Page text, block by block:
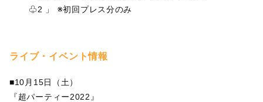
♧2 」 ※初回プレス分のみ
ライブ・イベント情報
■10月15日（土）
『超パーティー2022』